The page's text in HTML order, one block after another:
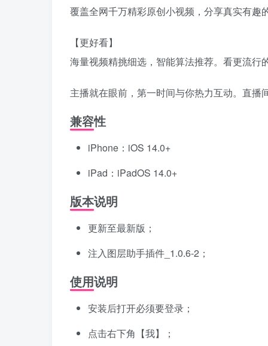
覆盖全网千万精彩原创小视频，分享真实有趣
【更好看】
海量视频精挑细选，智能算法推荐。看更流行
主播就在眼前，第一时间与你热力互动。直
兼容性
iPhone：iOS 14.0+
iPad：iPadOS 14.0+
版本说明
更新至最新版；
注入图层助手插件_1.0.6-2；
使用说明
安装后打开必须要登录；
点击右下角【我】；